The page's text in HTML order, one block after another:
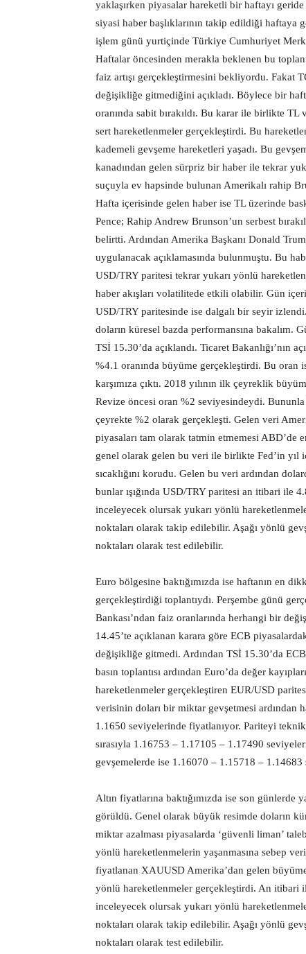
yaklaşırken piyasalar hareketli bir haftayı
siyasi haber başlıklarının takip edildiği haftaya
işlem günü yurtiçinde Türkiye Cumhuriyet
Haftalar öncesinden merakla beklenen bu
faiz artışı gerçekleştirmesini bekliyordu. Fakat
değişikliğe gitmediğini açıkladı. Böylece bir
oranında sabit bırakıldı. Bu karar ile birlikte
sert hareketlenmeler gerçekleştirdi. Bu
kademeli gevşeme hareketleri yaşadı. Bu
kanadından gelen sürpriz bir haber ile tekrar
suçuyla ev hapsinde bulunan Amerikalı rahip
Hafta içerisinde gelen haber ise TL üzerinde
Pence; Rahip Andrew Brunson’un serbest
belirtti. Ardından Amerika Başkanı Donald
uygulanacak açıklamasında bulunmuştu. Bu
USD/TRY paritesi tekrar yukarı yönlü
haber akışları volatilitede etkili olabilir. Gün
USD/TRY paritesinde ise dalgalı bir seyir
doların küresel bazda performansına
TSİ 15.30’da açıklandı. Ticaret Bakanlığı’nın
%4.1 oranında büyüme gerçekleştirdi. Bu oran
karşımıza çıktı. 2018 yılının ilk çeyreklik
Revize öncesi oran %2 seviyesindeydi.
çeyrekte %2 olarak gerçekleşti. Gelen veri
piyasaları tam olarak tatmin etmemesi ABD’de
genel olarak gelen bu veri ile birlikte Fed’in yıl
sıcaklığını korudu. Gelen bu veri ardından
bunlar ışığında USD/TRY paritesi an itibari ile
inceleyecek olursak yukarı yönlü
noktaları olarak takip edilebilir. Aşağı yönlü
noktaları olarak test edilebilir.
Euro bölgesine baktığımızda ise haftanın en
gerçekleştirdiği toplantıydı. Perşembe günü
Bankası’ndan faiz oranlarında herhangi bir
14.45’te açıklanan karara göre ECB
değişikliğe gitmedi. Ardından TSİ 15.30’da
basın toplantısı ardından Euro’da değer
hareketlenmeler gerçekleştiren EUR/USD
verisinin doları bir miktar gevşetmesi
1.1650 seviyelerinde fiyatlanıyor. Pariteyi
sırasıyla 1.16753 – 1.17105 – 1.17490
gevşemelerde ise 1.16070 – 1.15718 –
Altın fiyatlarına baktığımızda ise son
görüldü. Genel olarak büyük resimde doların
miktar azalması piyasalarda ‘güvenli liman’
yönlü hareketlenmelerin yaşanmasına sebep
fiyatlanan XAUUSD Amerika’dan gelen
yönlü hareketlenmeler gerçekleştirdi. An
inceleyecek olursak yukarı yönlü
noktaları olarak takip edilebilir. Aşağı yönlü
noktaları olarak test edilebilir.